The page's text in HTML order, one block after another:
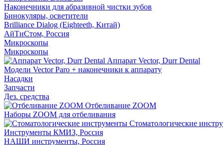
Наконечники для абразивной чистки зубов
Бинокуляры, осветители
Brilliance Dialog (Eighteeth, Китай)
АйТиСтом, Россия
Микроскопы
Микроскопы
Аппарат Vector, Durr Dental
Модели Vector Paro + наконечники к аппарату
Насадки
Запчасти
Дез. средства
Отбеливание ZOOM
Наборы ZOOM для отбеливания
Стоматологические
Инструменты КМИЗ, Россия
НАШИ инструменты, Россия